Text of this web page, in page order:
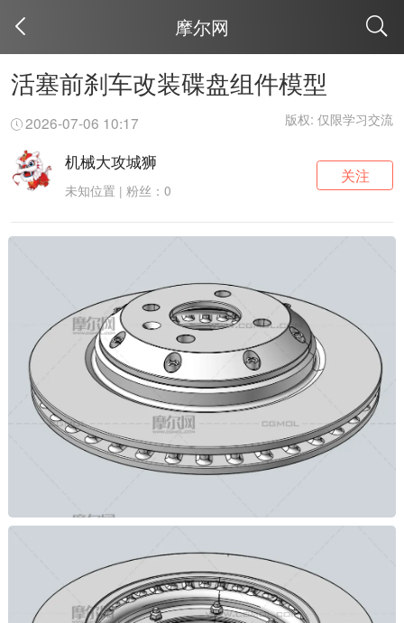
摩尔网
活塞前刹车改装碟盘组件模型
2026-07-06 10:17 版权: 仅限学习交流
机械大攻城狮
未知位置 | 粉丝：0
关注
取消